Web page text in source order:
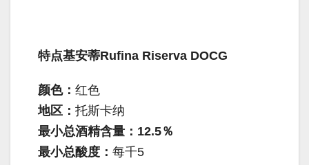
特点基安蒂Rufina Riserva DOCG
颜色： 红色
地区： 托斯卡纳
最小总酒精含量：12.5％
最小总酸度： 每千5